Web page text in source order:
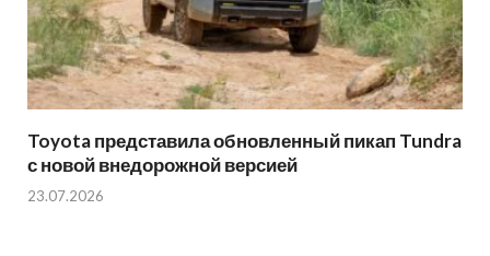
Toyota представила обновленный пикап Tundra
с новой внедорожной версией
23.07.2026